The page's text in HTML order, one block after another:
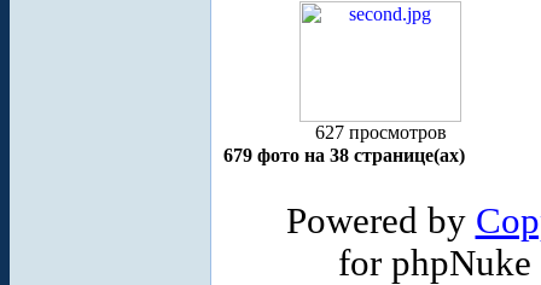
627 просмотров
679 фото на 38 странице(ах)
Powered by
for